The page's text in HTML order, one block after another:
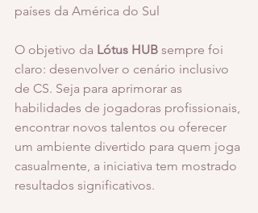
países da América do Sul
O objetivo da Lótus HUB sempre foi
claro: desenvolver o cenário inclusivo
de CS. Seja para aprimorar as
habilidades de jogadoras profissionais,
encontrar novos talentos ou oferecer
um ambiente divertido para quem joga
casualmente, a iniciativa tem mostrado
resultados significativos.